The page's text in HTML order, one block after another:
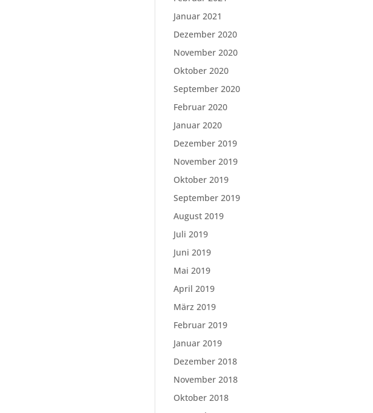
Januar 2021
Dezember 2020
November 2020
Oktober 2020
September 2020
Februar 2020
Januar 2020
Dezember 2019
November 2019
Oktober 2019
September 2019
August 2019
Juli 2019
Juni 2019
Mai 2019
April 2019
März 2019
Februar 2019
Januar 2019
Dezember 2018
November 2018
Oktober 2018